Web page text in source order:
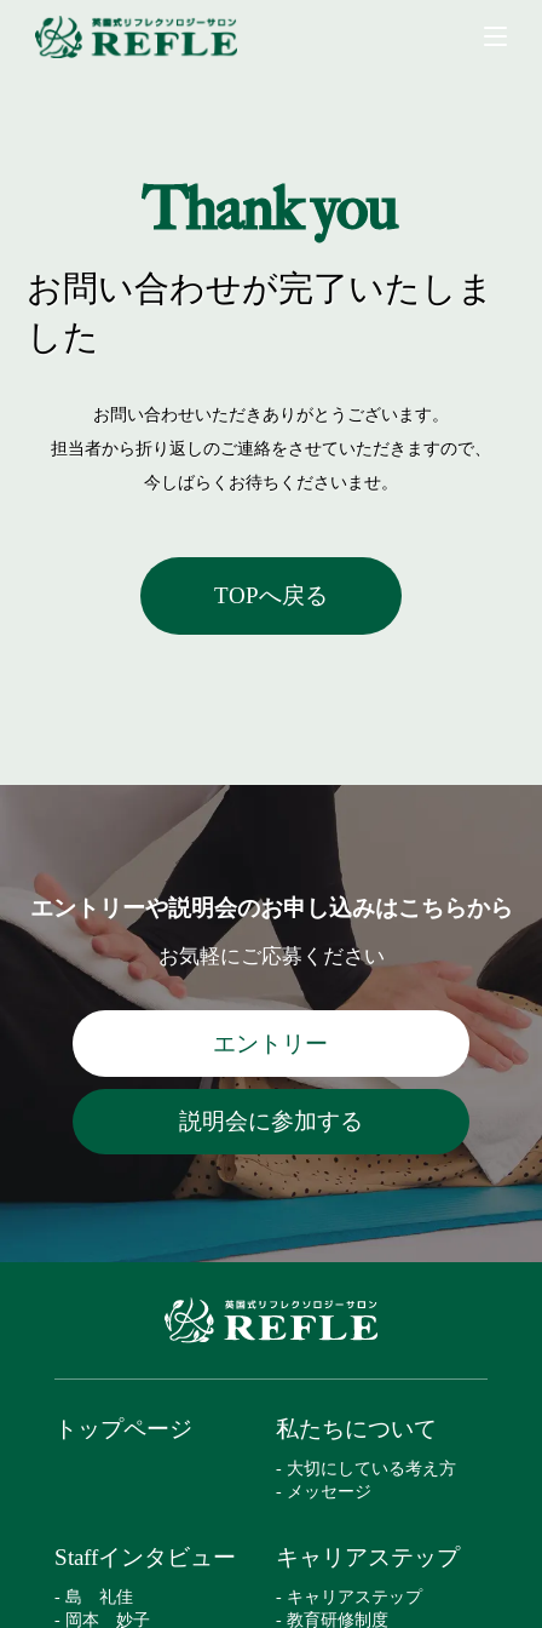
Thank you
お問い合わせが完了いたしま
した
お問い合わせいただきありがとうございます。
担当者から折り返しのご連絡をさせていただきますので、
今しばらくお待ちくださいませ。
TOPへ戻る
エントリーや説明会のお申し込みはこちらから
お気軽にご応募ください
エントリー
説明会に参加する
トップページ 私たちについて
- 大切にしている考え方
- メッセージ
Staffインタビュー
- 島 礼佳
- 岡本 妙子
キャリアステップ
- キャリアステップ
- 教育研修制度